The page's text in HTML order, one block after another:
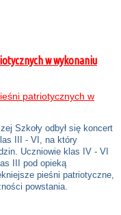
w wykonaniu
Szkoły odbył się koncert
III - VI, na który
Uczniowie klas IV - VI
III pod opieką
pieśni patriotyczne,
powstania.